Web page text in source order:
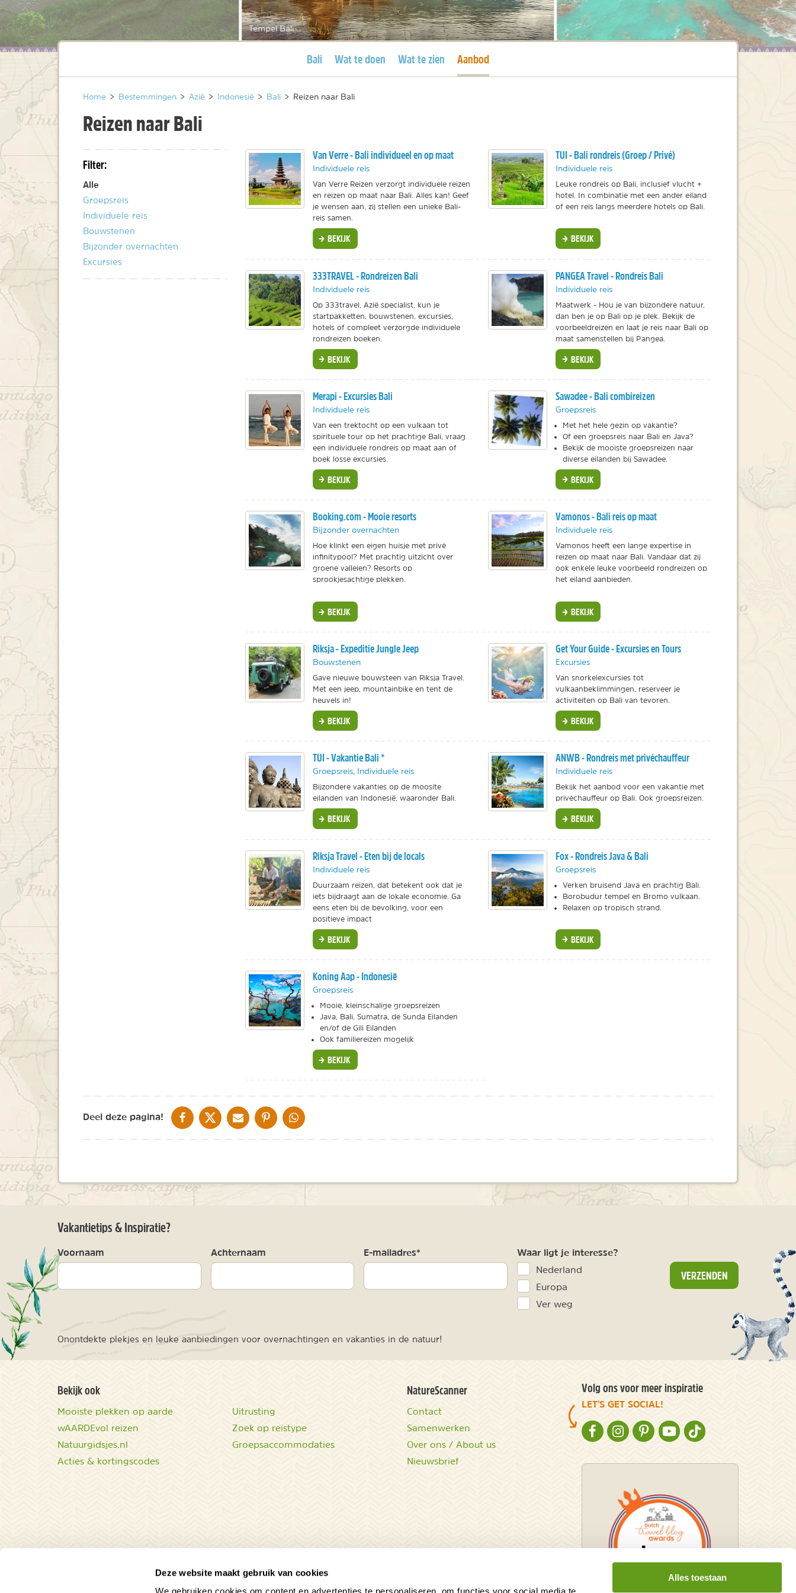
Deze website maakt gebruik van cookies
Alles toestaan
Tempel Bali
Huidige pagina
Bali Wat te doen Wat te zien Huidige pagina
Aanbod
Home > Bestemmingen > Azië > Indonesië > Bali > Reizen naar Bali
Reizen naar Bali
Filter:
Alle
Groepsreis
Individuele reis
Bouwstenen
Bijzonder overnachten
Excursies
Van Verre - Bali individueel en op maat
Individuele reis
Van Verre Reizen verzorgt individuele reizen
en reizen op maat naar Bali. Alles kan! Geef
je wensen aan, zij stellen een unieke Bali-
reis samen.
BEKIJK
TUI - Bali rondreis (Groep / Privé)
Individuele reis
Leuke rondreis op Bali, inclusief vlucht +
hotel. In combinatie met een ander eiland
of een reis langs meerdere hotels op Bali.
BEKIJK
333TRAVEL - Rondreizen Bali
Individuele reis
Op 333travel, Azië specialist, kun je
startpakketten, bouwstenen, excursies,
hotels of compleet verzorgde individuele
rondreizen boeken.
BEKIJK
PANGEA Travel - Rondreis Bali
Individuele reis
Maatwerk - Hou je van bijzondere natuur,
dan ben je op Bali op je plek. Bekijk de
voorbeeldreizen en laat je reis naar Bali op
maat samenstellen bij Pangea.
BEKIJK
Merapi - Excursies Bali
Individuele reis
Van een trektocht op een vulkaan tot
spirituele tour op het prachtige Bali, vraag
een individuele rondreis op maat aan of
boek losse excursies.
BEKIJK
Sawadee - Bali combireizen
Groepsreis
Met het hele gezin op vakantie?
Of een groepsreis naar Bali en Java?
Bekijk de mooiste groepsreizen naar
diverse eilanden bij Sawadee.
BEKIJK
Booking.com - Mooie resorts
Bijzonder overnachten
Hoe klinkt een eigen huisje met privé
infinitypool? Met prachtig uitzicht over
groene valleien? Resorts op
sprookjesachtige plekken.
BEKIJK
Vamonos - Bali reis op maat
Individuele reis
Vamonos heeft een lange expertise in
reizen op maat naar Bali. Vandaar dat zij
ook enkele leuke voorbeeld rondreizen op
het eiland aanbieden.
BEKIJK
Riksja - Expeditie Jungle Jeep
Bouwstenen
Gave nieuwe bouwsteen van Riksja Travel.
Met een jeep, mountainbike en tent de
heuvels in!
BEKIJK
Get Your Guide - Excursies en Tours
Excursies
Van snorkelexcursies tot
vulkaanbeklimmingen, reserveer je
activiteiten op Bali van tevoren.
BEKIJK
TUI - Vakantie Bali *
Groepsreis, Individuele reis
Bijzondere vakanties op de moosite
eilanden van Indonesië, waaronder Bali.
BEKIJK
ANWB - Rondreis met privéchauffeur
Individuele reis
Bekijk het aanbod voor een vakantie met
privéchauffeur op Bali. Ook groepsreizen.
BEKIJK
Riksja Travel - Eten bij de locals
Individuele reis
Duurzaam reizen, dat betekent ook dat je
iets bijdraagt aan de lokale economie. Ga
eens eten bij de bevolking, voor een
positieve impact
BEKIJK
Fox - Rondreis Java & Bali
Groepsreis
Verken bruisend Java en prachtig Bali.
Borobudur tempel en Bromo vulkaan.
Relaxen op tropisch strand.
BEKIJK
Koning Aap - Indonesië
Groepsreis
Mooie, kleinschalige groepsreizen
Java, Bali, Sumatra, de Sunda Eilanden
en/of de Gili Eilanden
Ook familiereizen mogelijk
BEKIJK
Deel deze pagina! DELEN OP FACEBOOK
DELEN OP XDELEN VIA DE MAIL
DELEN OP PINTEREST
DELEN OP WHATSAPP
Vakantietips & Inspiratie?
Voornaam Achternaam E-mailadres* Waar ligt je interesse?
Nederland
Europa
Ver weg
VERZENDEN
Onontdekte plekjes en leuke aanbiedingen voor overnachtingen en vakanties in de natuur!
Bekijk ook
Mooiste plekken op aarde
wAARDEvol reizen
Natuurgidsjes.nl
Acties & kortingscodes
Uitrusting
Zoek op reistype
Groepsaccommodaties
NatureScanner
Contact
Samenwerken
Over ons / About us
Nieuwsbrief
Volg ons voor meer inspiratie
LET'S GET SOCIAL!
NATURESCANNER OP FACEBOOK
NATURESCANNER OP INSTAGRAM
NATURESCANNER OP PINTEREST
NATURESCANNER OP YOUTUBE
NATURESCANNER OP